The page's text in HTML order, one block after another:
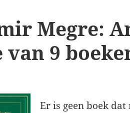
Megre:
van 9
Er is geen boek